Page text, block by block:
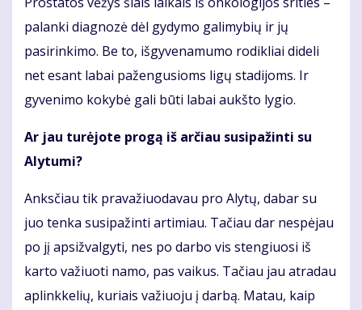
palanki diagnozė dėl gydymo galimybių ir jų
pasirinkimo. Be to, išgyvenamumo rodikliai dideli
net esant labai pažengusioms ligų stadijoms. Ir
gyvenimo kokybė gali būti labai aukšto lygio.
Ar jau turėjote progą iš arčiau susipažinti su
Alytumi?
Anksčiau tik pravažiuodavau pro Alytų, dabar su
juo tenka susipažinti artimiau. Tačiau dar nespėjau
po jį apsižvalgyti, nes po darbo vis stengiuosi iš
karto važiuoti namo, pas vaikus. Tačiau jau atradau
aplinkkelių, kuriais važiuoju į darbą. Matau, kaip